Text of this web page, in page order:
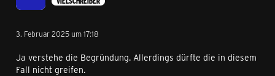
3. Februar 2025 um 17:18
Ja verstehe die Begründung. Allerdings dürfte die in diesem
Fall nicht greifen.